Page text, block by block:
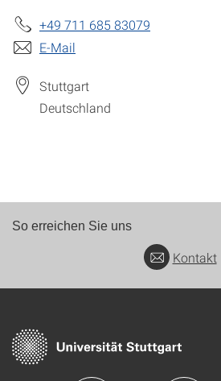
+49 711 685 83079
E-Mail
Stuttgart
Deutschland
So erreichen Sie uns
Kontakt